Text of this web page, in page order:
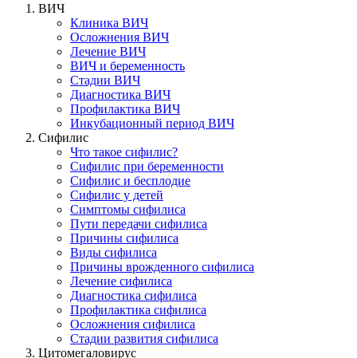
ВИЧ
Клиника ВИЧ
Осложнения ВИЧ
Лечение ВИЧ
ВИЧ и беременность
Стадии ВИЧ
Диагностика ВИЧ
Профилактика ВИЧ
Инкубационный период ВИЧ
Сифилис
Что такое сифилис?
Сифилис при беременности
Сифилис и бесплодие
Сифилис у детей
Симптомы сифилиса
Пути передачи сифилиса
Причины сифилиса
Виды сифилиса
Причины врожденного сифилиса
Лечение сифилиса
Диагностика сифилиса
Профилактика сифилиса
Осложнения сифилиса
Стадии развития сифилиса
Цитомегаловирус